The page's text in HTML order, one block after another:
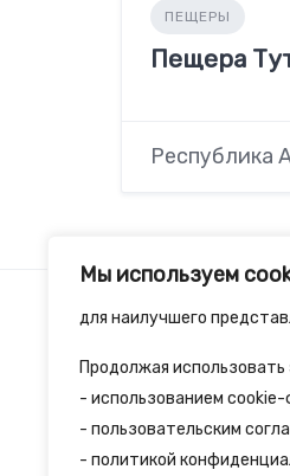
Мы используем
для наилучшего
Продолжая
- использованием
- пользовательским
- политикой
ПЕЩЕРЫ
Пещера
Республика
2spalnika.ru —